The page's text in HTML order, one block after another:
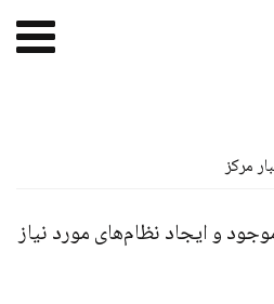
مرکز
و ایجاد نظام‌های مورد نیاز